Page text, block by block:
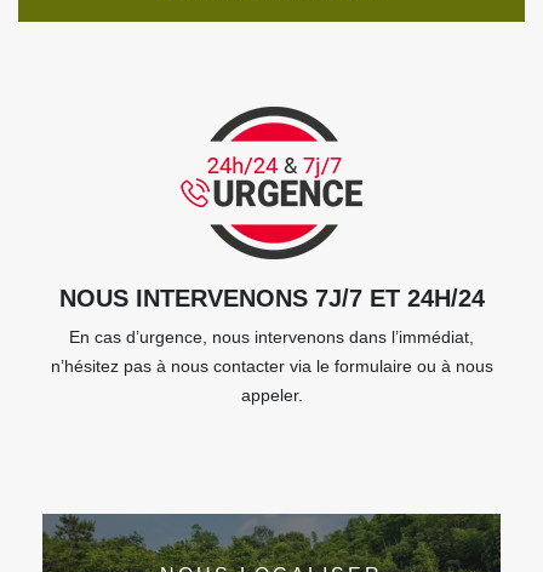
NOUS INTERVENONS 7J/7 ET 24H/24
En cas d’urgence, nous intervenons dans l’immédiat,
n’hésitez pas à nous contacter via le formulaire ou à nous
appeler.